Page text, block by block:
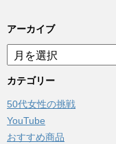
アーカイブ
ア
ー
カ
ブ
カテゴリー
50代女性の挑戦
YouTube
おすすめ商品